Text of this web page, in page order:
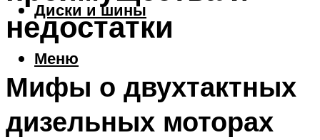
Диски и шины
Меню
недостатки
Мифы о двухтактных
дизельных моторах